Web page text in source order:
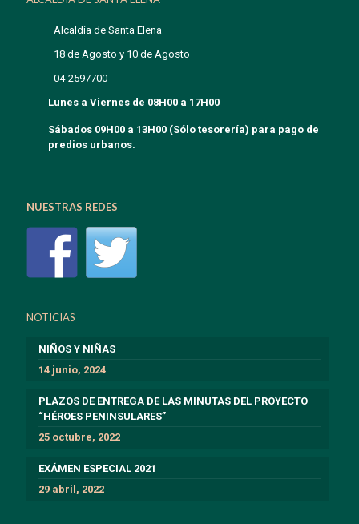
Alcaldía de Santa Elena
18 de Agosto y 10 de Agosto
04-2597700
Lunes a Viernes de 08H00 a 17H00
Sábados 09H00 a 13H00 (Sólo tesorería) para pago de
predios urbanos.
NUESTRAS REDES
NOTICIAS
NIÑOS Y NIÑAS
14 junio, 2024
PLAZOS DE ENTREGA DE LAS MINUTAS DEL PROYECTO
“HÉROES PENINSULARES”
25 octubre, 2022
EXÁMEN ESPECIAL 2021
29 abril, 2022